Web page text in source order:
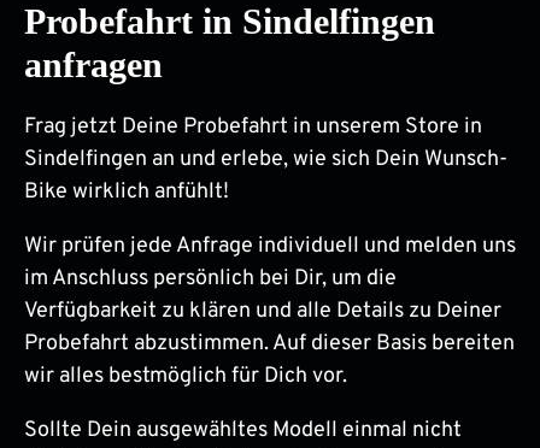
Probefahrt in Sindelfingen
anfragen
Frag jetzt Deine Probefahrt in unserem Store in
Sindelfingen an und erlebe, wie sich Dein Wunsch-
Bike wirklich anfühlt!
Wir prüfen jede Anfrage individuell und melden uns
im Anschluss persönlich bei Dir, um die
Verfügbarkeit zu klären und alle Details zu Deiner
Probefahrt abzustimmen. Auf dieser Basis bereiten
wir alles bestmöglich für Dich vor.
Sollte Dein ausgewähltes Modell einmal nicht